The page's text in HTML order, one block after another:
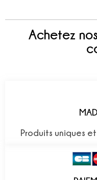
Achetez
Produits uniques